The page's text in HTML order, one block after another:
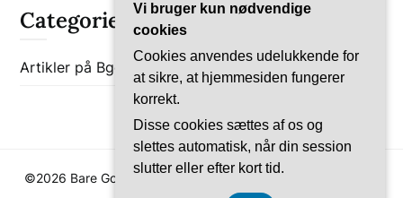
Categories
Artikler på Bgob Bolig-Guides
©2026 Bare Go Bolig| WordPress Theme by
Vi bruger kun nødvendige
cookies
Cookies anvendes udelukkende for
at sikre, at hjemmesiden fungerer
korrekt.
Disse cookies sættes af os og
slettes automatisk, når din session
slutter eller efter kort tid.